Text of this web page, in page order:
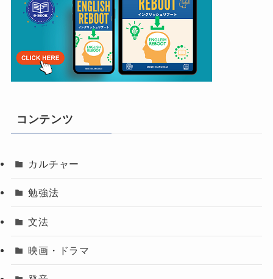
コンテンツ
カルチャー
勉強法
文法
映画・ドラマ